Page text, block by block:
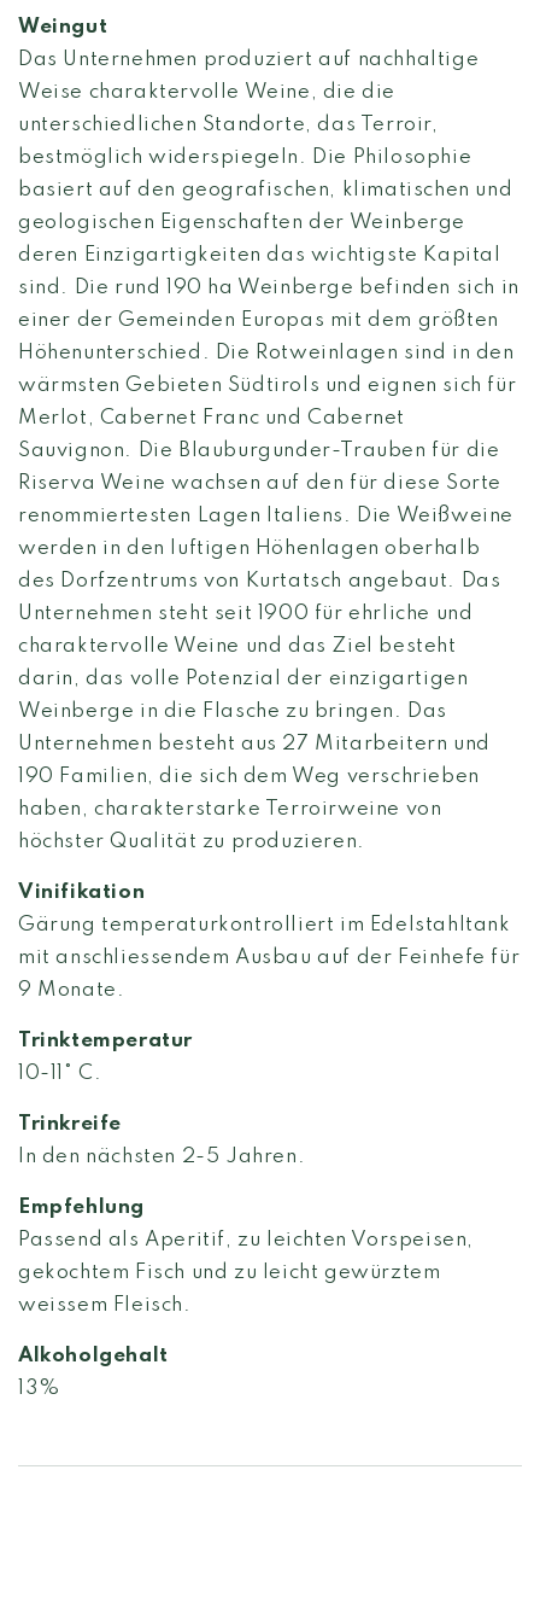
Weingut
Das Unternehmen produziert auf nachhaltige
Weise charaktervolle Weine, die die
unterschiedlichen Standorte, das Terroir,
bestmöglich widerspiegeln. Die Philosophie
basiert auf den geografischen, klimatischen und
geologischen Eigenschaften der Weinberge
deren Einzigartigkeiten das wichtigste Kapital
sind. Die rund 190 ha Weinberge befinden sich in
einer der Gemeinden Europas mit dem größten
Höhenunterschied. Die Rotweinlagen sind in den
wärmsten Gebieten Südtirols und eignen sich für
Merlot, Cabernet Franc und Cabernet
Sauvignon. Die Blauburgunder-Trauben für die
Riserva Weine wachsen auf den für diese Sorte
renommiertesten Lagen Italiens. Die Weißweine
werden in den luftigen Höhenlagen oberhalb
des Dorfzentrums von Kurtatsch angebaut. Das
Unternehmen steht seit 1900 für ehrliche und
charaktervolle Weine und das Ziel besteht
darin, das volle Potenzial der einzigartigen
Weinberge in die Flasche zu bringen. Das
Unternehmen besteht aus 27 Mitarbeitern und
190 Familien, die sich dem Weg verschrieben
haben, charakterstarke Terroirweine von
höchster Qualität zu produzieren.
Vinifikation
Gärung temperaturkontrolliert im Edelstahltank
mit anschliessendem Ausbau auf der Feinhefe für
9 Monate.
Trinktemperatur
10-11° C.
Trinkreife
In den nächsten 2-5 Jahren.
Empfehlung
Passend als Aperitif, zu leichten Vorspeisen,
gekochtem Fisch und zu leicht gewürztem
weissem Fleisch.
Alkoholgehalt
13%